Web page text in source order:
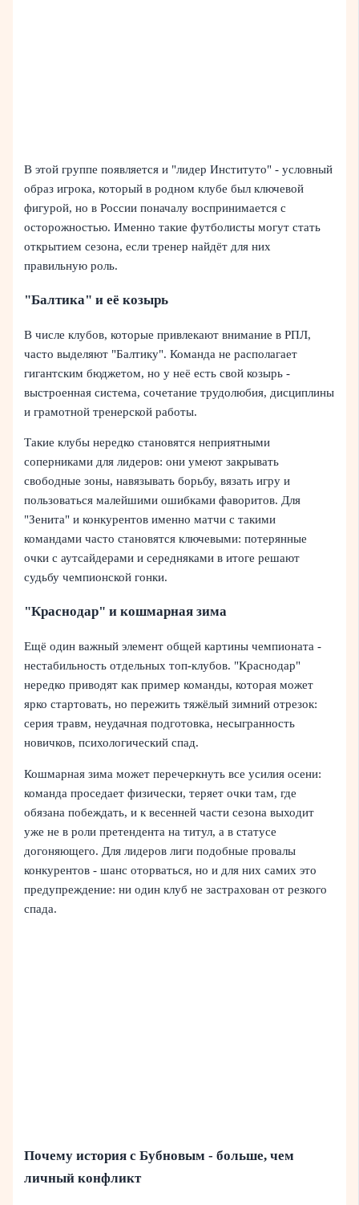
В этой группе появляется и "лидер Институто" - условный
образ игрока, который в родном клубе был ключевой
фигурой, но в России поначалу воспринимается с
осторожностью. Именно такие футболисты могут стать
открытием сезона, если тренер найдёт для них
правильную роль.
"Балтика" и её козырь
В числе клубов, которые привлекают внимание в РПЛ,
часто выделяют "Балтику". Команда не располагает
гигантским бюджетом, но у неё есть свой козырь -
выстроенная система, сочетание трудолюбия, дисциплины
и грамотной тренерской работы.
Такие клубы нередко становятся неприятными
соперниками для лидеров: они умеют закрывать
свободные зоны, навязывать борьбу, вязать игру и
пользоваться малейшими ошибками фаворитов. Для
"Зенита" и конкурентов именно матчи с такими
командами часто становятся ключевыми: потерянные
очки с аутсайдерами и середняками в итоге решают
судьбу чемпионской гонки.
"Краснодар" и кошмарная зима
Ещё один важный элемент общей картины чемпионата -
нестабильность отдельных топ-клубов. "Краснодар"
нередко приводят как пример команды, которая может
ярко стартовать, но пережить тяжёлый зимний отрезок:
серия травм, неудачная подготовка, несыгранность
новичков, психологический спад.
Кошмарная зима может перечеркнуть все усилия осени:
команда проседает физически, теряет очки там, где
обязана побеждать, и к весенней части сезона выходит
уже не в роли претендента на титул, а в статусе
догоняющего. Для лидеров лиги подобные провалы
конкурентов - шанс оторваться, но и для них самих это
предупреждение: ни один клуб не застрахован от резкого
спада.
Почему история с Бубновым - больше, чем
личный конфликт